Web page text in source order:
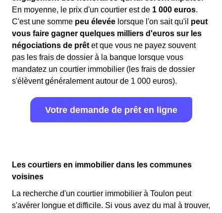
En moyenne, le prix d'un courtier est de 1 000 euros.
C'est une somme peu élevée lorsque l'on sait qu'il peut
vous faire gagner quelques milliers d'euros sur les
négociations de prêt et que vous ne payez souvent
pas les frais de dossier à la banque lorsque vous
mandatez un courtier immobilier (les frais de dossier
s'élèvent généralement autour de 1 000 euros).
Votre demande de prêt en ligne
Les courtiers en immobilier dans les communes
voisines
La recherche d'un courtier immobilier à Toulon peut
s'avérer longue et difficile. Si vous avez du mal à trouver,